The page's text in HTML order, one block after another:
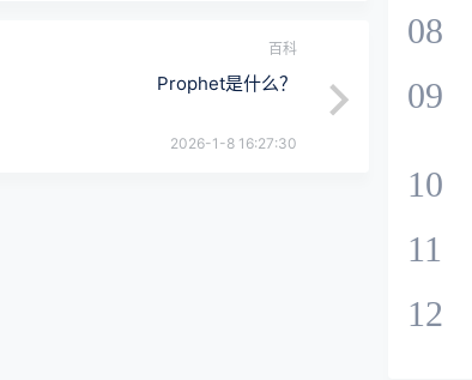
百科
Prophet是什么？
2026-1-8 16:27:30
08
09
10
11
12